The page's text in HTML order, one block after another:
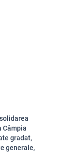
Câmpia
gradat,
generale,